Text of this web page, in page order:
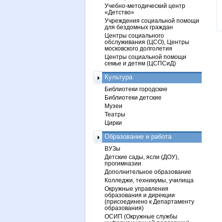
Учебно-методический центр
«Детство»
Учреждения социальной помощи
для бездомных граждан
Центры социального
обслуживания (ЦСО), Центры
московского долголетия
Центры социальной помощи
семье и детям (ЦСПСиД)
Культура
Библиотеки городские
Библиотеки детские
Музеи
Театры
Цирки
Образование и работа
ВУЗы
Детские сады, ясли (ДОУ),
прогимназии
Дополнительное образование
Колледжи, техникумы, училища
Окружные управления
образования и дирекции
(присоединено к Департаменту
образования)
ОСИП (Окружные службы